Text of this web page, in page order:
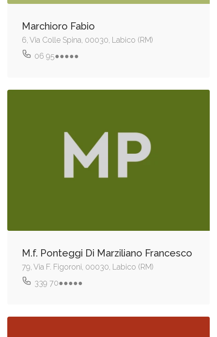
Marchioro Fabio
6, Via Colle Spina, 00030, Labico (RM)
06 95●●●●●
M.f. Ponteggi Di Marziliano Francesco
79, Via F. Figoroni, 00030, Labico (RM)
339 70●●●●●